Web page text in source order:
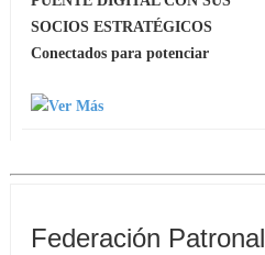
SOCIOS ESTRATÉGICOS
Conectados para potenciar
Federación Patronal